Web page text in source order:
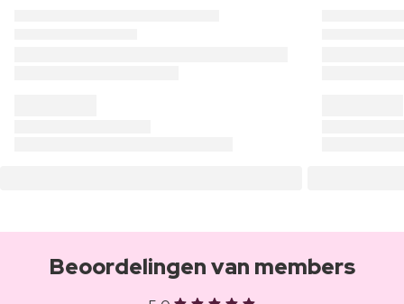
Beoordelingen van members